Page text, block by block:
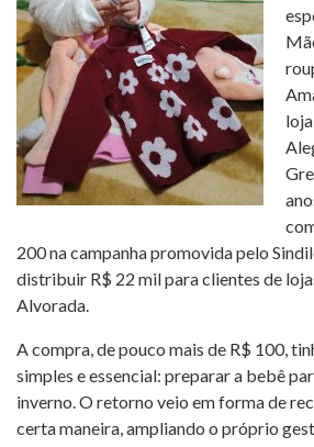
200 na campanha promovida pelo
distribuir R$ 22 mil para clientes de
Alvorada.
A compra, de pouco mais de R$ 100,
simples e essencial: preparar a bebê
inverno. O retorno veio em forma de
certa maneira, ampliando o próprio